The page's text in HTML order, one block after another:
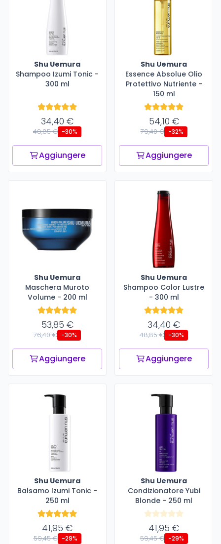
Shu Uemura
Shampoo Izumi Tonic -
300 ml
34,40 €
48,85 € -30%
Aggiungere
Shu Uemura
Essence Absolue Olio
Protettivo Nutriente -
150 ml
54,10 €
79,40 € -32%
Aggiungere
Shu Uemura
Maschera Muroto
Volume - 200 ml
53,85 €
76,40 € -30%
Aggiungere
Shu Uemura
Shampoo Color Lustre
- 300 ml
34,40 €
48,85 € -30%
Aggiungere
Shu Uemura
Balsamo Izumi Tonic -
250 ml
41,95 €
59,45 € -29%
Shu Uemura
Condizionatore Yubi
Blonde - 250 ml
41,95 €
59,45 € -29%